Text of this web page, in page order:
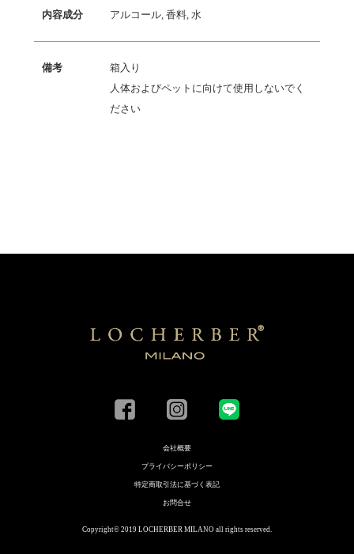
内容成分 アルコール, 香料, 水
備考
箱入り
人体およびペットに向けて使用しないでく
ださい
会社概要
プライバシーポリシー
特定商取引法に基づく表記
お問合せ
Copyright© 2019 LOCHERBER MILANO all rights reserved.